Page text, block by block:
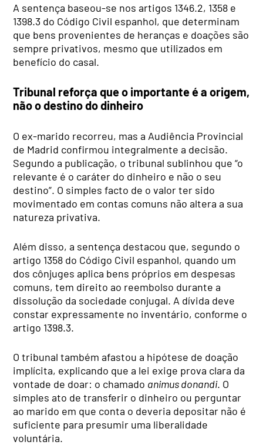
A sentença baseou-se nos artigos 1346.2, 1358 e
1398.3 do Código Civil espanhol, que determinam
que bens provenientes de heranças e doações são
sempre privativos, mesmo que utilizados em
benefício do casal.
Tribunal reforça que o importante é a origem,
não o destino do dinheiro
O ex-marido recorreu, mas a Audiência Provincial
de Madrid confirmou integralmente a decisão.
Segundo a publicação, o tribunal sublinhou que “o
relevante é o caráter do dinheiro e não o seu
destino”. O simples facto de o valor ter sido
movimentado em contas comuns não altera a sua
natureza privativa.
Além disso, a sentença destacou que, segundo o
artigo 1358 do Código Civil espanhol, quando um
dos cônjuges aplica bens próprios em despesas
comuns, tem direito ao reembolso durante a
dissolução da sociedade conjugal. A dívida deve
constar expressamente no inventário, conforme o
artigo 1398.3.
O tribunal também afastou a hipótese de doação
implícita, explicando que a lei exige prova clara da
vontade de doar: o chamado animus donandi. O
simples ato de transferir o dinheiro ou perguntar
ao marido em que conta o deveria depositar não é
suficiente para presumir uma liberalidade
voluntária.